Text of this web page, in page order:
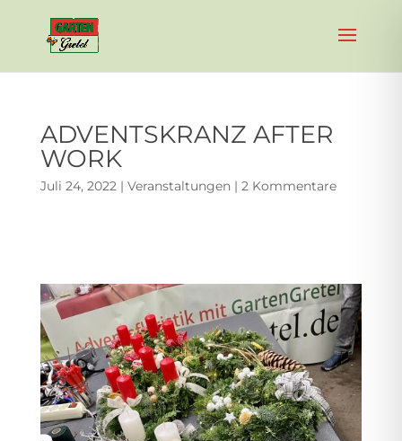
ADVENTSKRANZ AFTER
WORK
Juli 24, 2022| Veranstaltungen| 2 Kommentare